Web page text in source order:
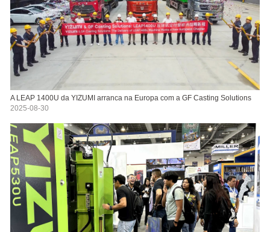
A LEAP 1400U da YIZUMI arranca na Europa com a GF Casting Solutions
2025-08-30